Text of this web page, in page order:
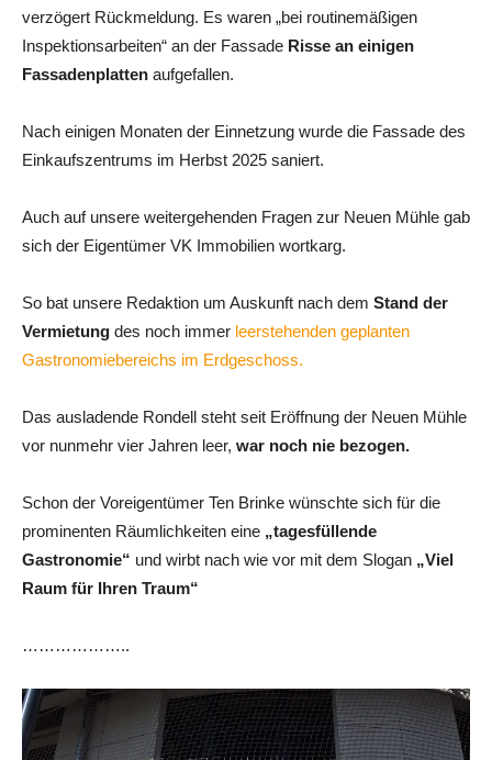
verzögert Rückmeldung. Es waren „bei routinemäßigen
Inspektionsarbeiten“ an der Fassade Risse an einigen
Fassadenplatten aufgefallen.
Nach einigen Monaten der Einnetzung wurde die Fassade des
Einkaufszentrums im Herbst 2025 saniert.
Auch auf unsere weitergehenden Fragen zur Neuen Mühle gab
sich der Eigentümer VK Immobilien wortkarg.
So bat unsere Redaktion um Auskunft nach dem Stand der
Vermietung des noch immer leerstehenden geplanten
Gastronomiebereichs im Erdgeschoss.
Das ausladende Rondell steht seit Eröffnung der Neuen Mühle
vor nunmehr vier Jahren leer, war noch nie bezogen.
Schon der Voreigentümer Ten Brinke wünschte sich für die
prominenten Räumlichkeiten eine „tagesfüllende
Gastronomie“ und wirbt nach wie vor mit dem Slogan „Viel
Raum für Ihren Traum“
………………..